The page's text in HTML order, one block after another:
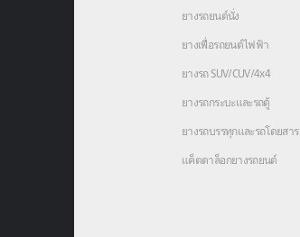
ยางรถยนต์นั่ง
ยางเพื่อรถยนต์ไฟฟ้า
ยางรถ SUV/CUV/4x4
ยางรถกระบะและรถตู้
ยางรถบรรทุกและรถโดยสาร
แค็ตตาล็อกยางรถยนต์